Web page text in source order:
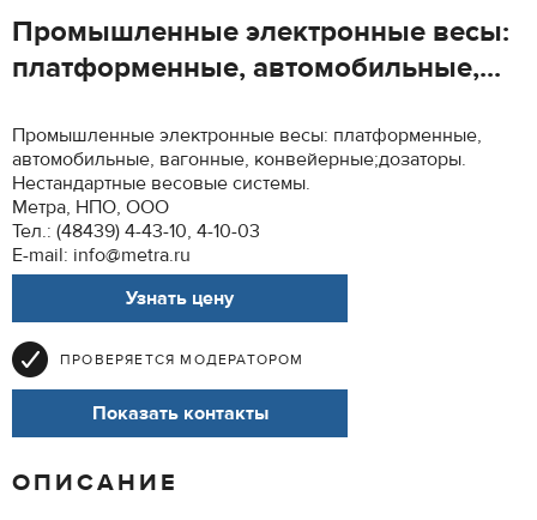
Промышленные электронные весы:
платформенные, автомобильные,...
Промышленные электронные весы: платформенные,
автомобильные, вагонные, конвейерные;дозаторы.
Нестандартные весовые системы.
Метра, НПО, ООО
Тел.: (48439) 4-43-10, 4-10-03
E-mail: info@metra.ru
Узнать цену
ПРОВЕРЯЕТСЯ МОДЕРАТОРОМ
Показать контакты
ОПИСАНИЕ